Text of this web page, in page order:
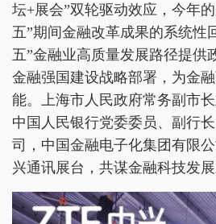
坛+展会”双轮驱动效应，今年
五”期间金融改革成果的系统性
五”金融业高质量发展路径提供
金融强国建设战略部署，为金
能。上海市人民政府常务副市
中国人民银行党委委员、副行
司，中国金融电子化集团有限
兴通讯展台，共谋金融科技发展